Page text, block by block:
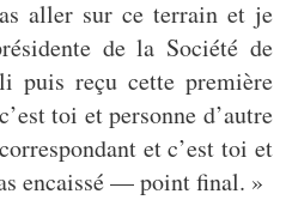
aller sur ce terrain et je
de la Société de
puis reçu cette première
toi et personne d’autre
et c’est toi et
encaissé — point final. »